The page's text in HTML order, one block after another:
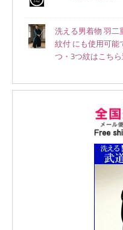
洗える男着物 羽二
紋付 にも使用可能
つ・3つ紋はこちら